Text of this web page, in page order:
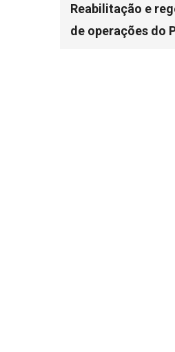
Reabilitação e
de operações do